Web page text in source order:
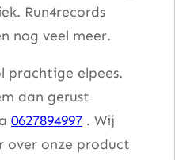
Run4records
nog veel meer.
prachtige elpees.
dan gerust
0627894997 . Wij
over onze product